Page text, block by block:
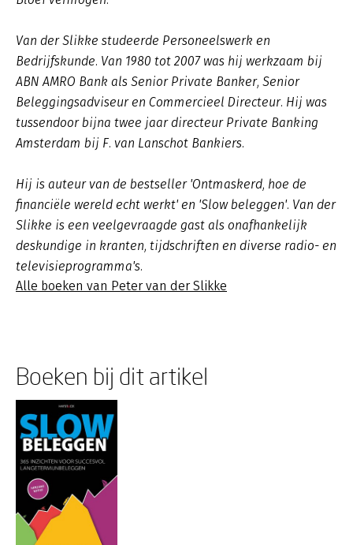
Van der Slikke studeerde Personeelswerk en
Bedrijfskunde. Van 1980 tot 2007 was hij werkzaam bij
ABN AMRO Bank als Senior Private Banker, Senior
Beleggingsadviseur en Commercieel Directeur. Hij was
tussendoor bijna twee jaar directeur Private Banking
Amsterdam bij F. van Lanschot Bankiers.
Hij is auteur van de bestseller 'Ontmaskerd, hoe de
financiële wereld echt werkt' en 'Slow beleggen'. Van der
Slikke is een veelgevraagde gast als onafhankelijk
deskundige in kranten, tijdschriften en diverse radio- en
televisieprogramma's.
Alle boeken van Peter van der Slikke
Boeken bij dit artikel